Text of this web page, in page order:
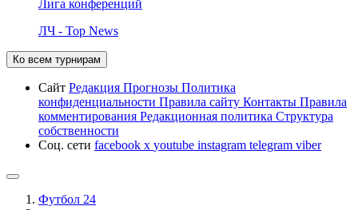
Лига конференций
ЛЧ - Top News
Ко всем турнирам
Сайт Редакция Прогнозы Политика
конфиденциальности Правила сайту Контакты Правила
комментирования Редакционная политика Структура
собственности
Соц. сети facebook x youtube instagram telegram viber
Футбол 24